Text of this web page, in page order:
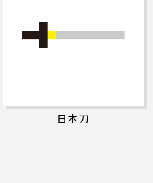
日本刀